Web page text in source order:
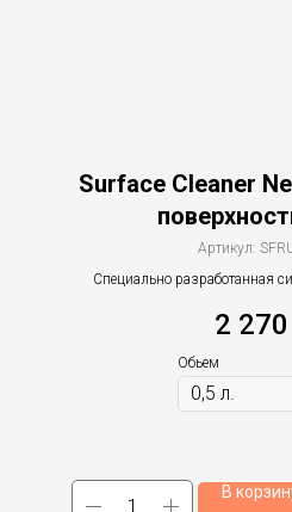
Surface Cleaner
герметизацией
Артикул:
Специально разработанная
2 270
Обьем
В